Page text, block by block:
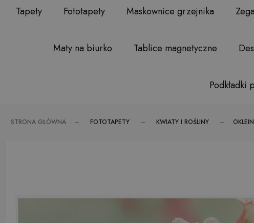
Tapety Fototapety Maskownice grzejnika
Maty na biurko Tablice magnetyczne
Podkładki
STRONA GŁÓWNA FOTOTAPETY KWIATY I ROŚLINY